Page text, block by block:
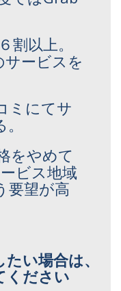
割以上。
ービスを
ミにてサ
をやめて
ビス地域
要望が高
い場合は、
ください